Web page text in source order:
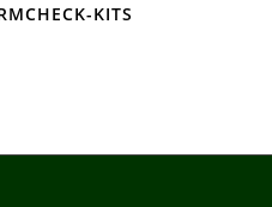
KITS